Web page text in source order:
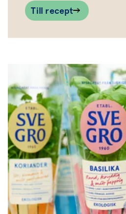
Till recept